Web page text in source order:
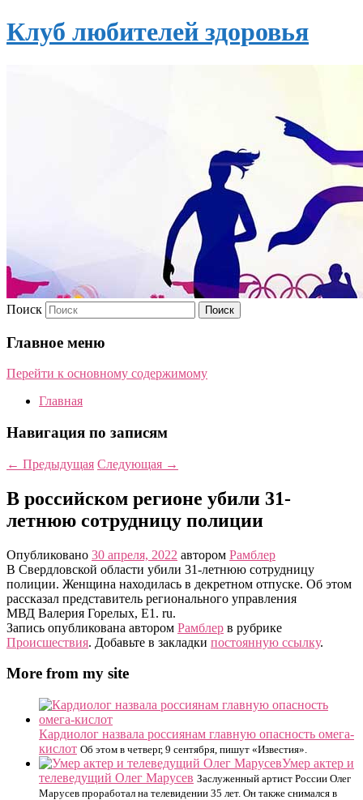
Клуб любителей здоровья
Поиск
Главное меню
Перейти к основному содержимому
Главная
Навигация по записям
← Предыдущая Следующая →
В российском регионе убили 31-
летнюю сотрудницу полиции
Опубликовано 30 апреля, 2022 автором Рамблер
В Свердловской области убили 31-летнюю сотрудницу
полиции. Женщина находилась в декретном отпуске. Об этом
рассказал представитель регионального управления
МВД Валерия Горелых, E1. ru.
Запись опубликована автором Рамблер в рубрике
Происшествия. Добавьте в закладки постоянную ссылку.
More from my site
Кардиолог назвала россиянам главную опасность омега-
кислот Об этом в четверг, 9 сентября, пишут «Известия».
Умер актер и
телеведущий Олег Марусев Заслуженный артист России Олег
Марусев проработал на телевидении 35 лет. Он также снимался в